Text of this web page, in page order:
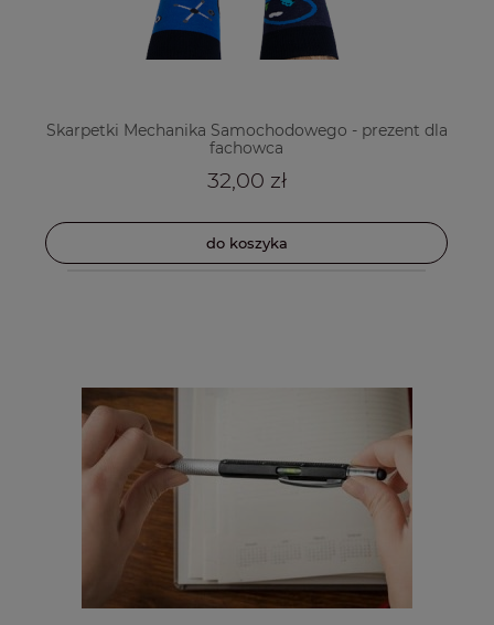
Skarpetki Mechanika Samochodowego - prezent dla
fachowca
32,00 zł
do koszyka